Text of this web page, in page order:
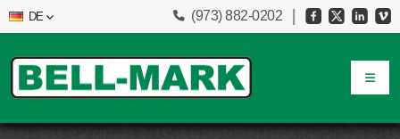
DE (973) 882-0202